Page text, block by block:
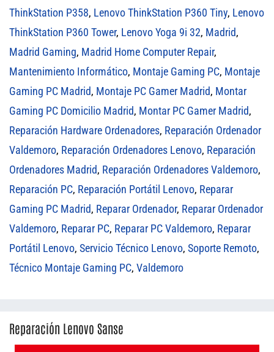
ThinkStation P358, Lenovo ThinkStation P360 Tiny, Lenovo
ThinkStation P360 Tower, Lenovo Yoga 9i 32, Madrid,
Madrid Gaming, Madrid Home Computer Repair,
Mantenimiento Informático, Montaje Gaming PC, Montaje
Gaming PC Madrid, Montaje PC Gamer Madrid, Montar
Gaming PC Domicilio Madrid, Montar PC Gamer Madrid,
Reparación Hardware Ordenadores, Reparación Ordenador
Valdemoro, Reparación Ordenadores Lenovo, Reparación
Ordenadores Madrid, Reparación Ordenadores Valdemoro,
Reparación PC, Reparación Portátil Lenovo, Reparar
Gaming PC Madrid, Reparar Ordenador, Reparar Ordenador
Valdemoro, Reparar PC, Reparar PC Valdemoro, Reparar
Portátil Lenovo, Servicio Técnico Lenovo, Soporte Remoto,
Técnico Montaje Gaming PC, Valdemoro
Reparación Lenovo Sanse